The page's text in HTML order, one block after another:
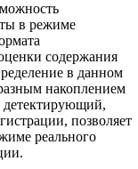
в режиме
содержания
в данном
накоплением
позволяет
реального